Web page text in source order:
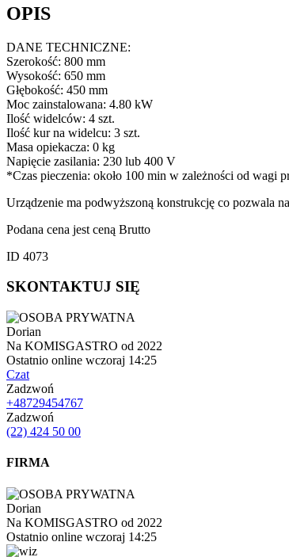
OPIS
DANE TECHNICZNE:
Szerokość: 800 mm
Wysokość: 650 mm
Głębokość: 450 mm
Moc zainstalowana: 4.80 kW
Ilość widelców: 4 szt.
Ilość kur na widelcu: 3 szt.
Masa opiekacza: 0 kg
Napięcie zasilania: 230 lub 400 V
*Czas pieczenia: około 100 min w zależności od wagi
Urządzenie ma podwyższoną konstrukcję co pozwala
Podana cena jest ceną Brutto
ID 4073
SKONTAKTUJ SIĘ
Dorian
Na KOMISGASTRO od 2022
Ostatnio online wczoraj 14:25
Czat
Zadzwoń
+48729454767
Zadzwoń
(22) 424 50 00
FIRMA
Dorian
Na KOMISGASTRO od 2022
Ostatnio online wczoraj 14:25